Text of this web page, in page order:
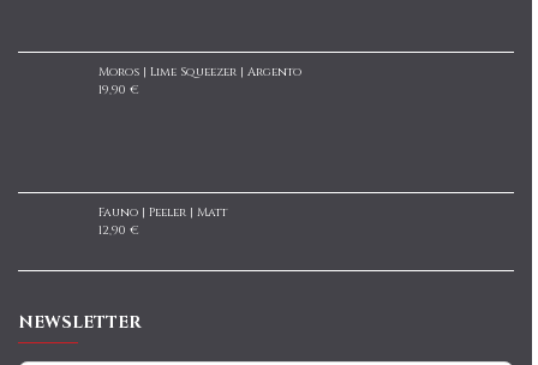
Moros | Lime Squeezer | Argento
19,90 €
Fauno | Peeler | Matt
12,90 €
NEWSLETTER